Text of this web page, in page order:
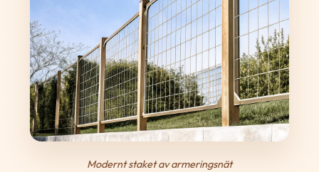
Modernt staket av armeringsnät